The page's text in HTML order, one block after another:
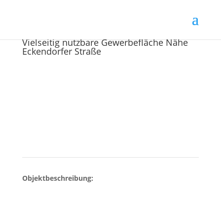
Vielseitig nutzbare Gewerbefläche Nähe
Eckendorfer Straße
Objektbeschreibung: